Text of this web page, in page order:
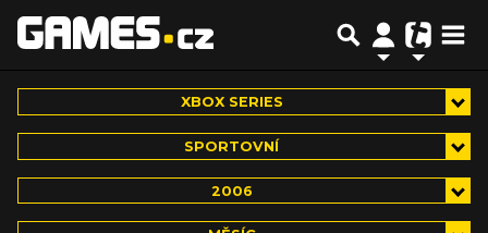
XBOX SERIES
SPORTOVNÍ
2006